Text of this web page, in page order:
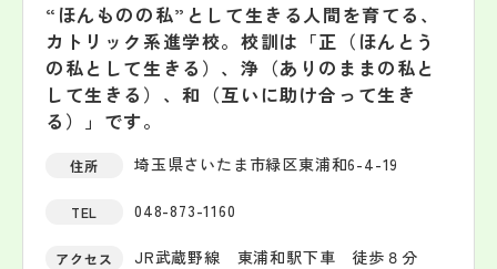
“ほんものの私”として生きる人間を育てる、
カトリック系進学校。校訓は「正（ほんとう
の私として生きる）、浄（ありのままの私と
して生きる）、和（互いに助け合って生き
る）」です。
住所 埼玉県さいたま市緑区東浦和6-4-19
TEL 048-873-1160
アクセス JR武蔵野線 東浦和駅下車 徒歩８分